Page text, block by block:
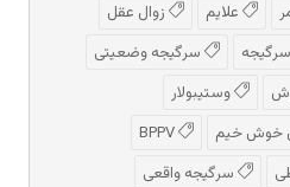
علایم
زوال عقل
سرگیجه
سرگیجه وضعیتی
وستیبولار
خوش خیم
سرگیجه واقعی